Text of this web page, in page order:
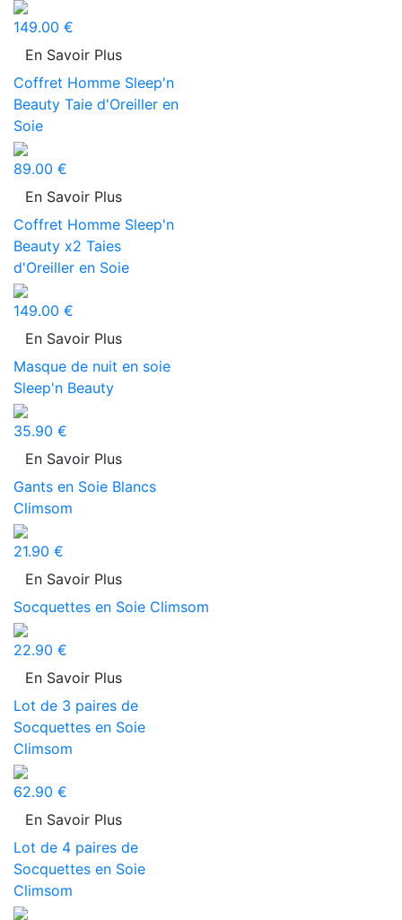
149.00 €
En Savoir Plus
Coffret Homme Sleep'n
Beauty Taie d'Oreiller en
Soie
89.00 €
En Savoir Plus
Coffret Homme Sleep'n
Beauty x2 Taies
d'Oreiller en Soie
149.00 €
En Savoir Plus
Masque de nuit en soie
Sleep'n Beauty
35.90 €
En Savoir Plus
Gants en Soie Blancs
Climsom
21.90 €
En Savoir Plus
Socquettes en Soie Climsom
22.90 €
En Savoir Plus
Lot de 3 paires de
Socquettes en Soie
Climsom
62.90 €
En Savoir Plus
Lot de 4 paires de
Socquettes en Soie
Climsom